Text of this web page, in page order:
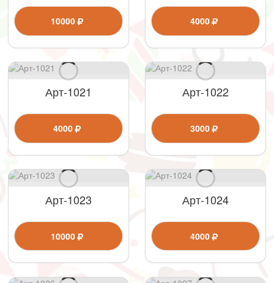
10000 4000
Арт-1021
4000
Арт-1022
3000
Арт-1023
10000
Арт-1024
4000